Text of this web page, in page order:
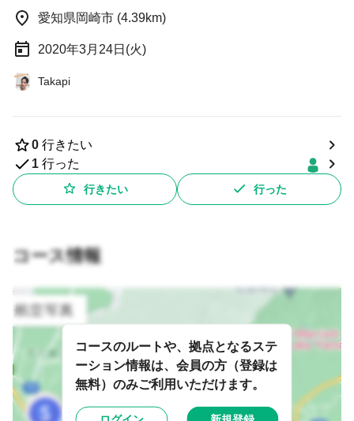
愛知県岡崎市 (4.39km)
2020年3月24日(火)
Takapi
0 行きたい
1 行った
行きたい 行った
コース情報
コースのルートや、拠点となるステ
ーション情報は、会員の方（登録は
無料）のみご利用いただけます。